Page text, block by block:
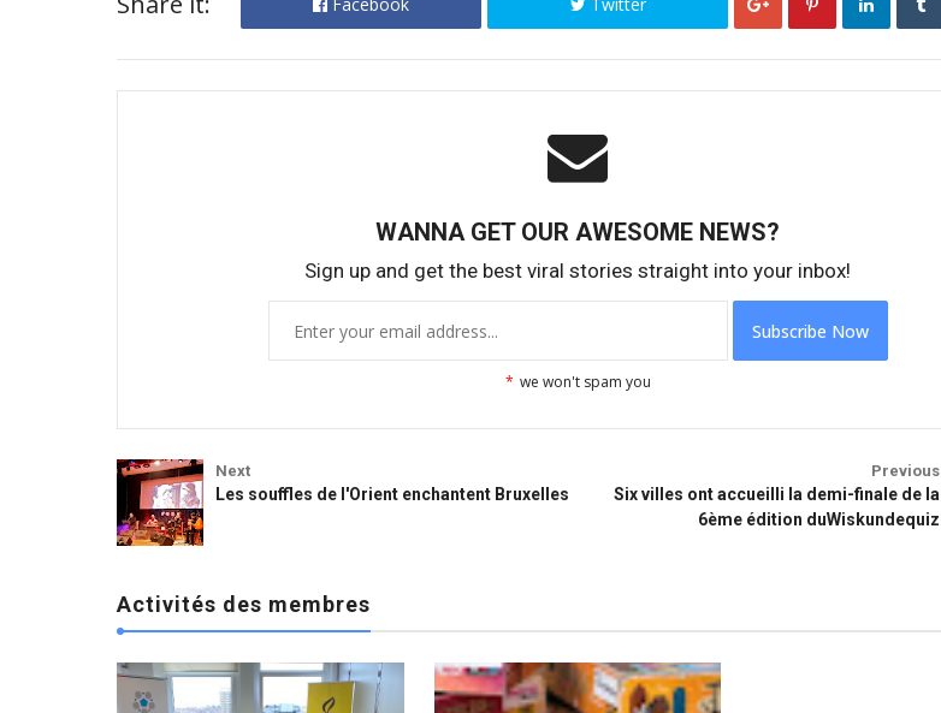
WANNA GET OUR AWESOME NEWS?
Sign up and get the best viral stories straight into your inbox!
* we won't spam you
Next
Les souffles de l'Orient enchantent Bruxelles
Previous
Six villes ont accueilli la demi-finale de la
6ème édition duWiskundequiz
Activités des membres